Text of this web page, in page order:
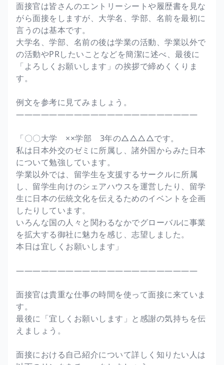
面接官は皆さんのエントリーシートや履歴書を見な
がら面接をしますが、大学名、学部、名前を最初に
言うのは基本です。
大学名、学部、名前の後は学業の活動、学業以外で
の活動やPRしたいことなどを簡潔に述べ、最後に
「よろしくお願いします」の挨拶で締めくくりま
す。
例文を参考に見てみましょう。
――――――――――――――――――――――
「〇〇大学 ××学部 3年の△△△△です。
私は日本外交のゼミに所属し、諸外国からみた日本
について勉強しています。
学業以外では、留学生を支援するサークルに所属
し、留学生向けのシェアハウスを運営したり、留学
生に日本の伝統文化を伝えるためのイベントを企画
したりしています。
いろんな国の人々と関わるなかでグローバルに事業
を拡大する御社に魅力を感じ、志望しました。
本日は宜しくお願いします」
――――――――――――――――――――――
面接官は貴重な仕事の時間を使って面接に来ていま
す。
最後に「宜しくお願いします」と感謝の気持ちを伝
えましょう。
面接における自己紹介について詳しく知りたい人は